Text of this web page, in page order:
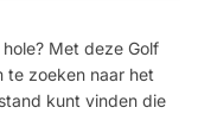
Met deze Golf
te zoeken naar het
kunt vinden die